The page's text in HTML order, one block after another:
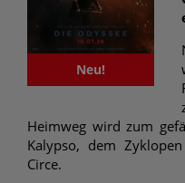
Neu!
Heimweg wird zum
Kalypso, dem
Circe.